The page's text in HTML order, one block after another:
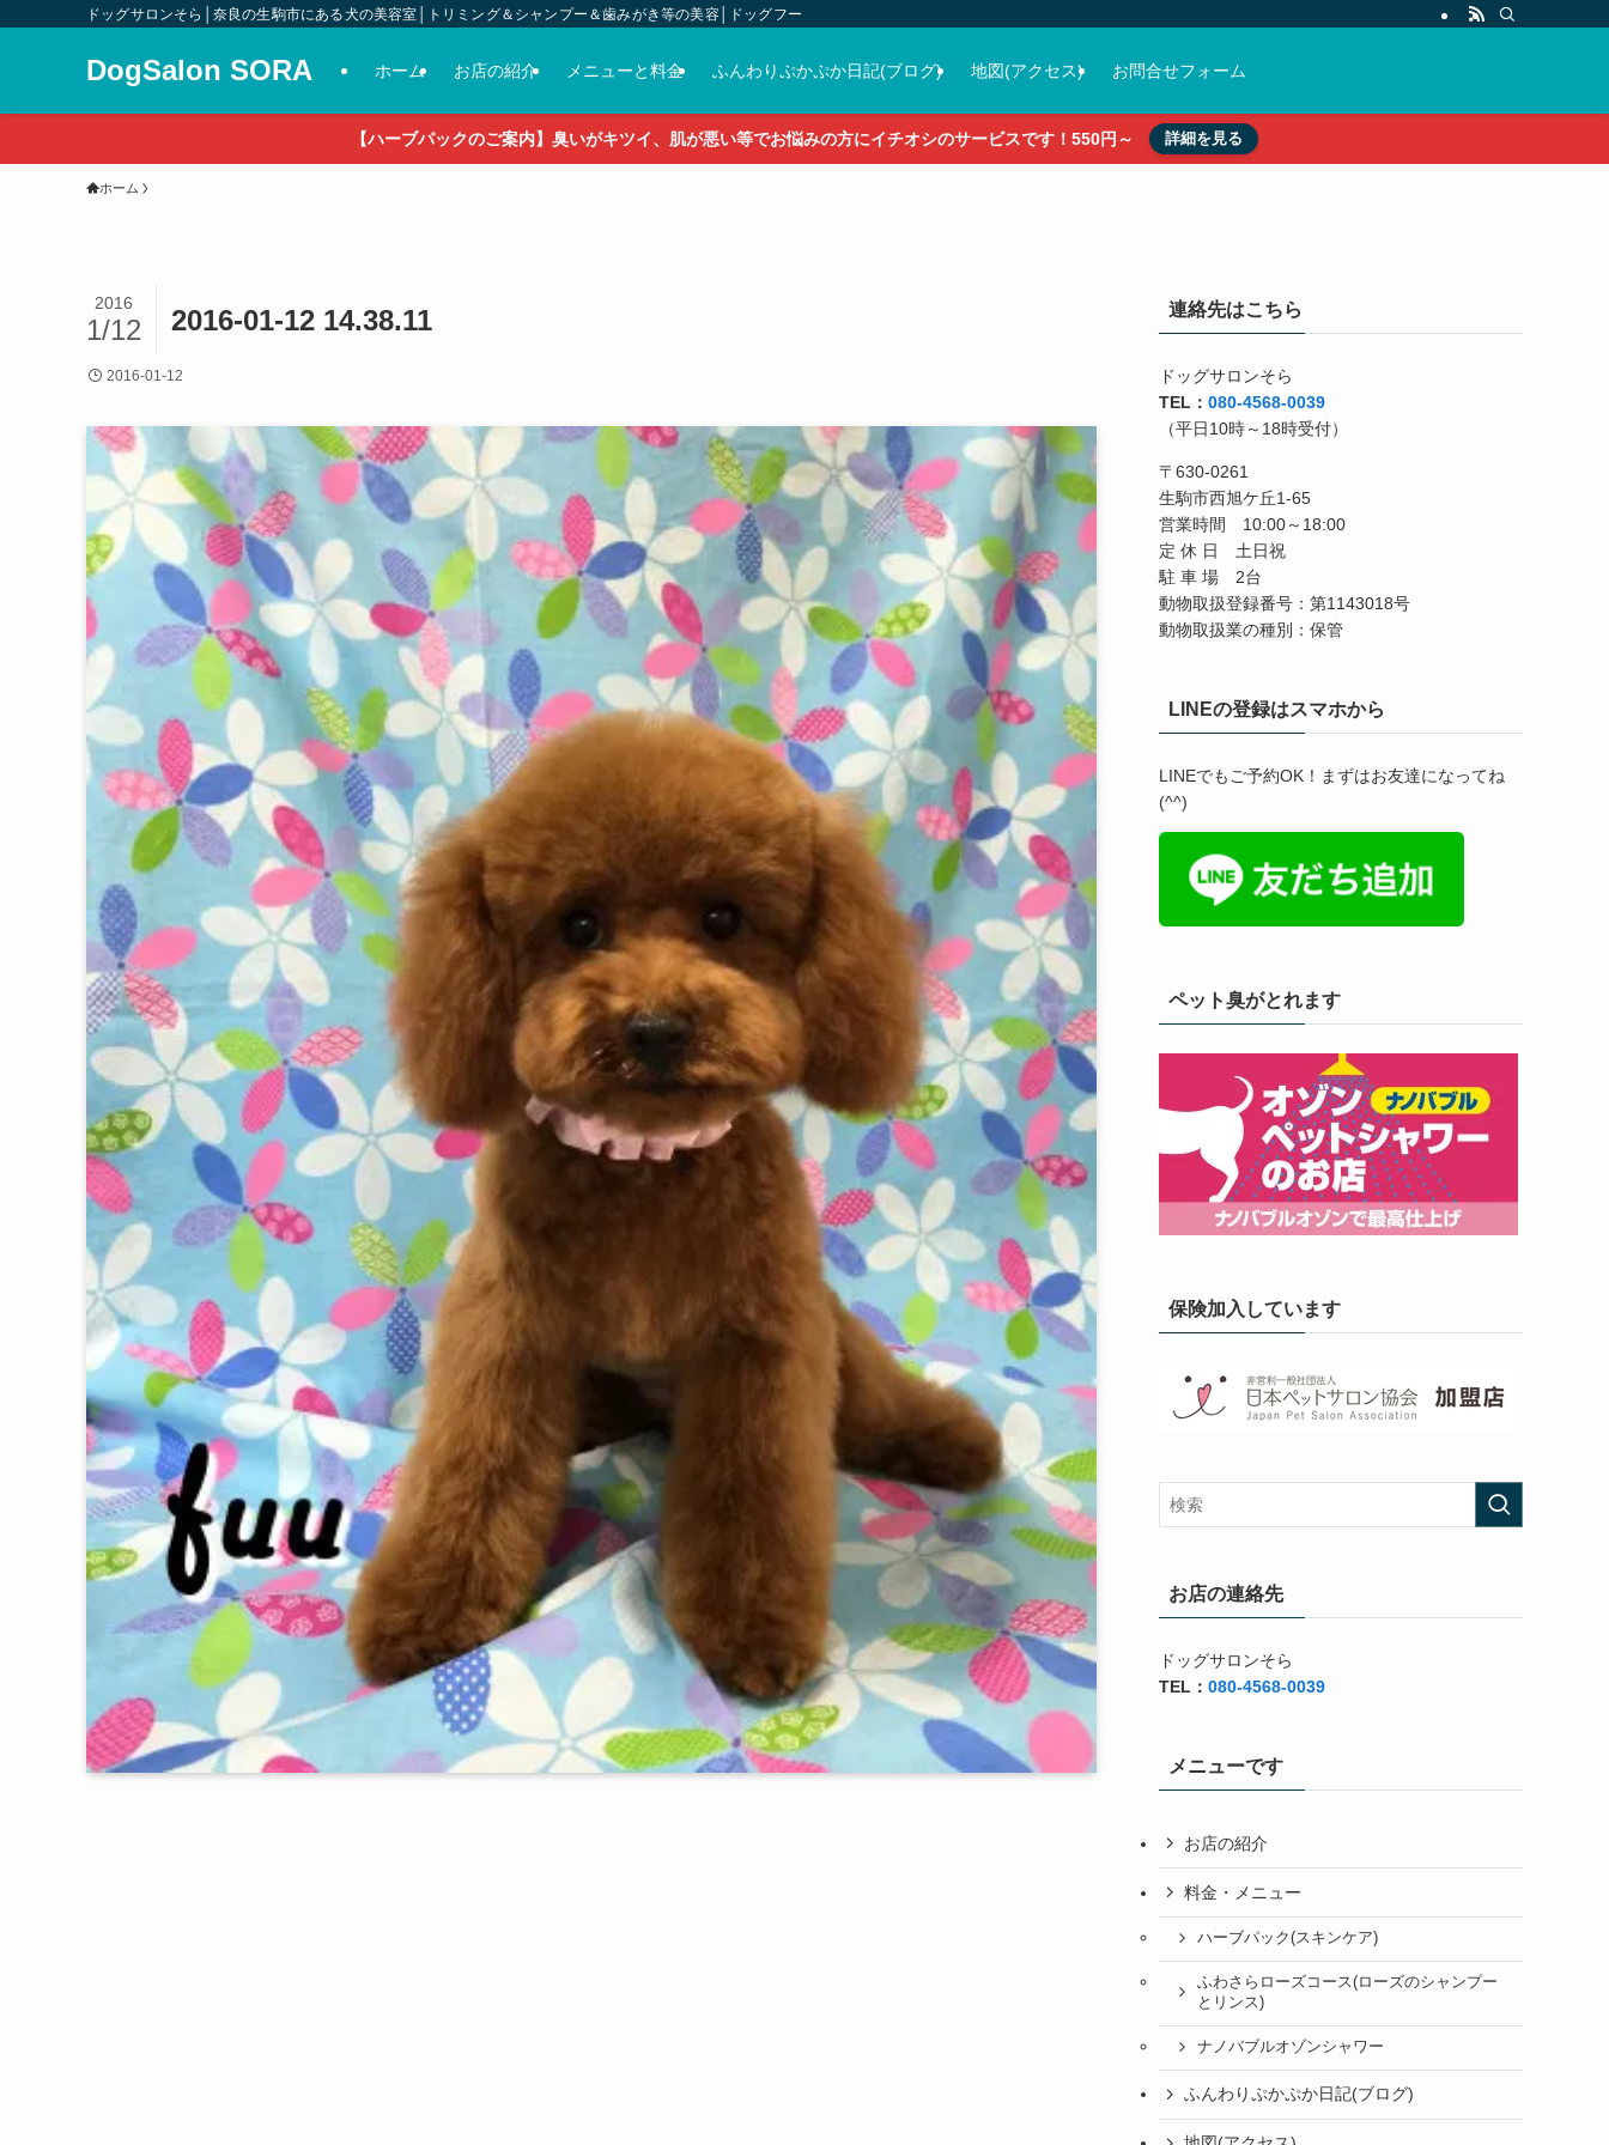
ドッグサロンそら│奈良の生駒市にある犬の美容室│トリミング＆シャンプー＆歯みがき等の美容│ドッグフード＆おやつ＆各種グッズの販売
DogSalon SORA ホーム お店の紹介 メニューと料金 ふんわりぷかぷか日記(ブログ) 地図(アクセス) お問合せフォーム
【ハーブパックのご案内】臭いがキツイ、肌が悪い等でお悩みの方にイチオシのサービスです！550円～ 詳細を見る
ホーム
2016-01-12 14.38.11
2016
1/12
2016-01-12
連絡先はこちら
ドッグサロンそら
TEL： 080-4568-0039
（平日10時～18時受付）
〒630-0261
生駒市西旭ケ丘1-65
営業時間 10:00～18:00
定 休 日 土日祝
駐 車 場 2台
動物取扱登録番号：第1143018号
動物取扱業の種別：保管
LINEの登録はスマホから
LINEでもご予約OK！まずはお友達になってね
(^^)
ペット臭がとれます
保険加入しています
お店の連絡先
ドッグサロンそら
TEL： 080-4568-0039
メニューです
お店の紹介
料金・メニュー
ハーブパック(スキンケア)
ふわさらローズコース(ローズのシャンプー
とリンス)
ナノバブルオゾンシャワー
ふんわりぷかぷか日記(ブログ)